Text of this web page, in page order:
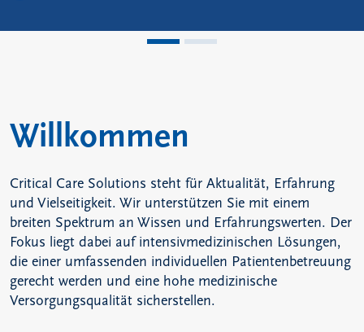
Willkommen
Critical Care Solutions steht für Aktualität, Erfahrung
und Vielseitigkeit. Wir unterstützen Sie mit einem
breiten Spektrum an Wissen und Erfahrungswerten. Der
Fokus liegt dabei auf intensivmedizinischen Lösungen,
die einer umfassenden individuellen Patientenbetreuung
gerecht werden und eine hohe medizinische
Versorgungsqualität sicherstellen.